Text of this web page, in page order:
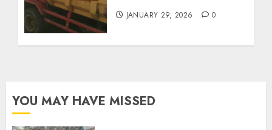
JANUARY 29, 2026 0
YOU MAY HAVE MISSED